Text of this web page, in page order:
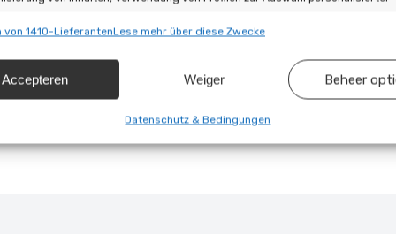
von Inhalten.
und Kombination von Daten aus unterschiedlichen Quellen,
von 1410-LieferantenLese mehr über diese Zwecke
Accepteren Weiger Beheer
Datenschutz & Bedingungen
die Marstek Plug & Play-Heimbatterie für Ihr Haus und
anrufen unter
wir gemeinsam sehen, was möglich ist.